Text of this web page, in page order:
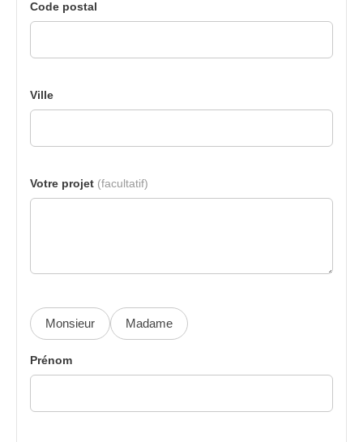
Code postal
Ville
Votre projet (facultatif)
Monsieur Madame
Prénom